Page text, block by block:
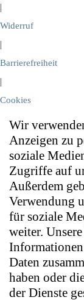
|
Widerruf
|
Barrierefreiheit
|
Cookies
Wir
Anzeigen zu
soziale
Zugriffe auf
Außerdem
Verwendung
für soziale
weiter.
Daten
haben oder
der Dienste